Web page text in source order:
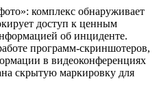
комплекс обнаруживает
доступ к ценным
об инциденте.
программ-скриншотеров,
в видеоконференциях
скрытую маркировку для